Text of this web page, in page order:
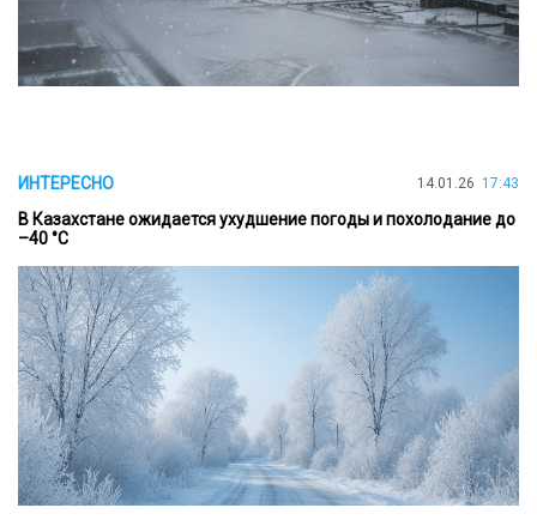
ИНТЕРЕСНО 14.01.26 17:43
В Казахстане ожидается ухудшение погоды и похолодание до
–40 °C